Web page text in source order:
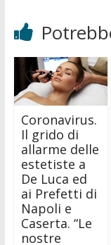
Coronavirus.
Il grido di
allarme delle
estetiste a
De Luca ed
ai Prefetti di
Napoli e
Caserta. “Le
nostre